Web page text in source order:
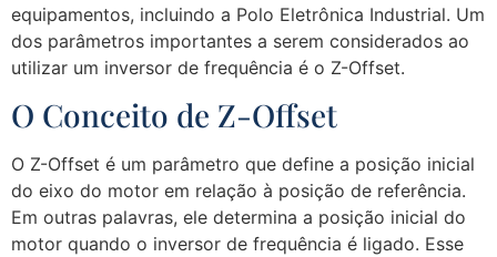
equipamentos, incluindo a Polo Eletrônica Industrial. Um
dos parâmetros importantes a serem considerados ao
utilizar um inversor de frequência é o Z-Offset.
O Conceito de Z-Offset
O Z-Offset é um parâmetro que define a posição inicial
do eixo do motor em relação à posição de referência.
Em outras palavras, ele determina a posição inicial do
motor quando o inversor de frequência é ligado. Esse